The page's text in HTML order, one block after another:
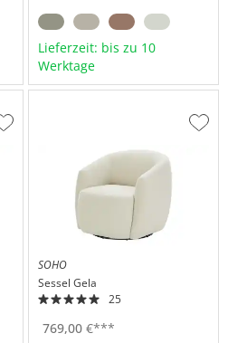
Lieferzeit: bis zu 10
Werktage
Zur
SOHO
Sessel Gela
25
769,00€***
Zur